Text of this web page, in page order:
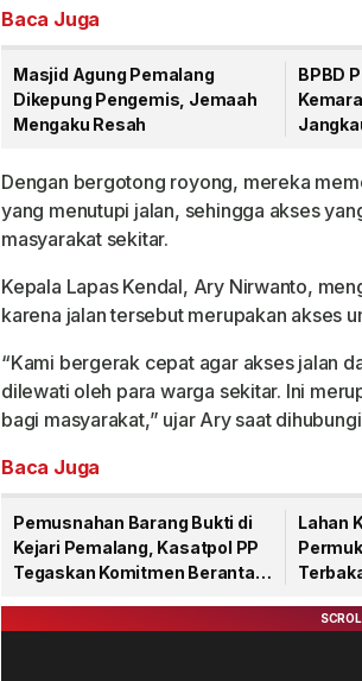
Baca Juga
Masjid Agung Pemalang
Dikepung Pengemis, Jemaah
Mengaku Resah
BPBD
Dengan bergotong royong, mereka
yang menutupi jalan, sehingga akses
masyarakat sekitar.
Kepala Lapas Kendal, Ary Nirwanto,
karena jalan tersebut merupakan akses
“Kami bergerak cepat agar akses jalan
dilewati oleh para warga sekitar. Ini
bagi masyarakat,” ujar Ary saat
Baca Juga
Pemusnahan Barang Bukti di
Kejari Pemalang, Kasatpol PP
Tegaskan Komitmen Berantas
Lahan